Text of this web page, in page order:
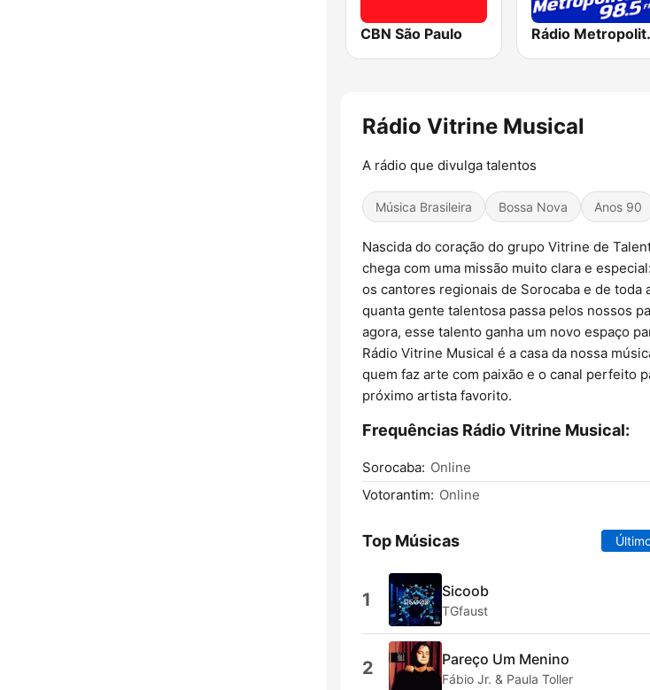
CBN São Paulo
Rádio Vitrine Musical
A rádio que divulga talentos
Música Brasileira Bossa Nova Anos 90
Nascida do coração do grupo Vitrine de
chega com uma missão muito clara e
os cantores regionais de Sorocaba e de toda
quanta gente talentosa passa pelos nossos
agora, esse talento ganha um novo espaço
Rádio Vitrine Musical é a casa da nossa
quem faz arte com paixão e o canal perfeito
próximo artista favorito.
Frequências Rádio Vitrine Musical:
Sorocaba: Online
Votorantim: Online
Top Músicas
1 Sicoob
TGfaust
2 Pareço Um Menino
Fábio Jr. & Paula Toller